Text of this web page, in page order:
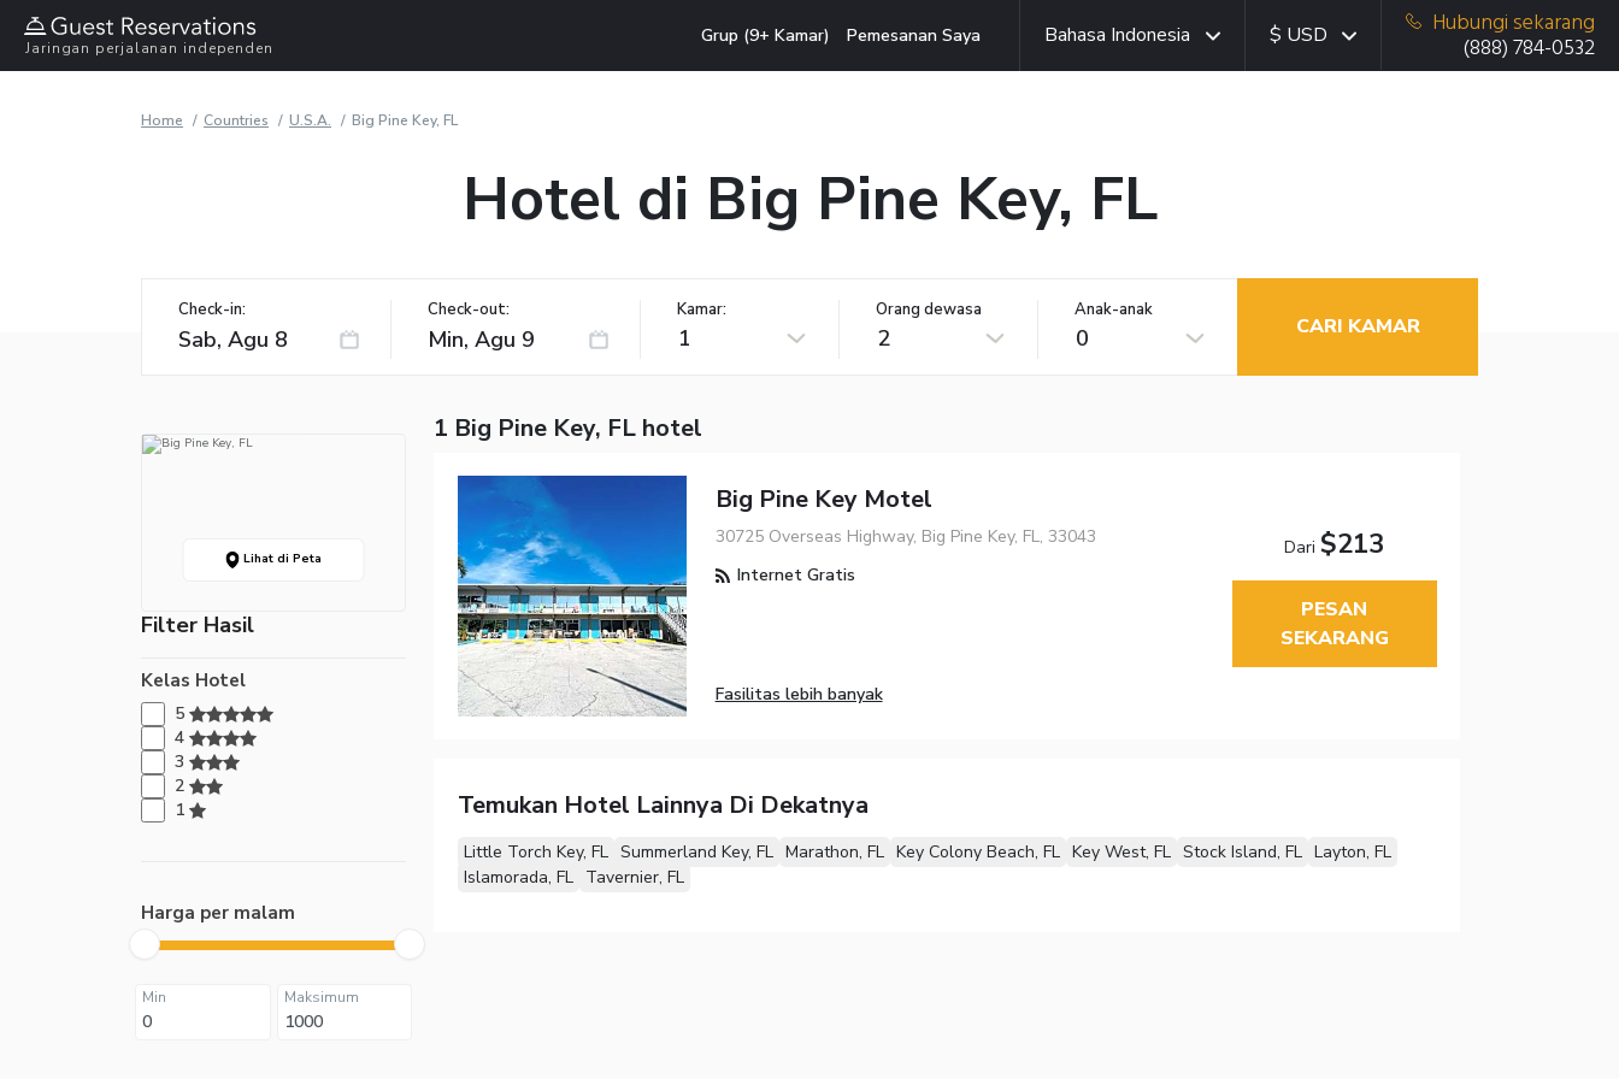
Jaringan perjalanan independen
Grup (9+ Kamar) Pemesanan Saya Bahasa Indonesia $ USD
Hubungi sekarang
(888) 784-0532
Home Countries U.S.A. Big Pine Key, FL
Hotel di Big Pine Key, FL
Check-in: Check-out: Kamar:
1
Orang dewasa
2
Anak-anak
0 CARI KAMAR
Lihat di Peta
Filter Hasil
Kelas Hotel
5
4
3
2
1
Harga per malam
Min Maksimum
1 Big Pine Key, FL hotel
Big Pine Key Motel
30725 Overseas Highway, Big Pine Key, FL, 33043
Internet Gratis
Fasilitas lebih banyak
Dari$213
PESAN
SEKARANG
Temukan Hotel Lainnya Di Dekatnya
Little Torch Key, FL Summerland Key, FL Marathon, FL Key Colony Beach, FL Key West, FL Stock Island, FL Layton, FL
Islamorada, FL
Tavernier, FL